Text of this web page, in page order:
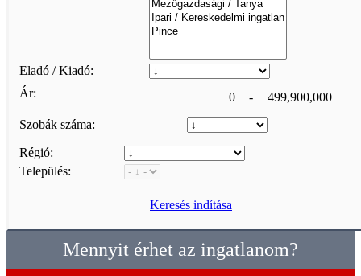
Eladó / Kiadó:
Ár:
0 -
499,900,000
Szobák száma:
Régió:
Település:
Keresés indítása
Mennyit érhet az ingatlanom?